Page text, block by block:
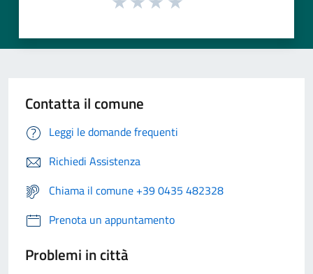
Contatta il comune
Leggi le domande frequenti
Richiedi Assistenza
Chiama il comune +39 0435 482328
Prenota un appuntamento
Problemi in città